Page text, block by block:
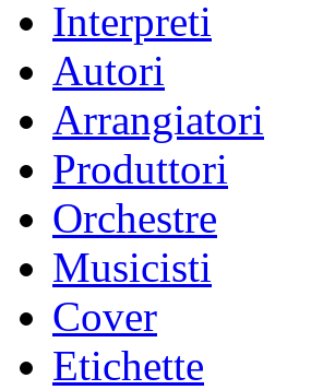
Interpreti
Autori
Arrangiatori
Produttori
Orchestre
Musicisti
Cover
Etichette